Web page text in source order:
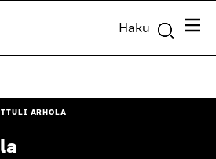
Haku
ARHOLA